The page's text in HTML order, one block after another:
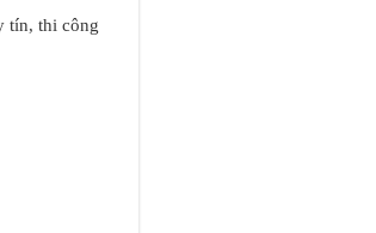
tín, thi công